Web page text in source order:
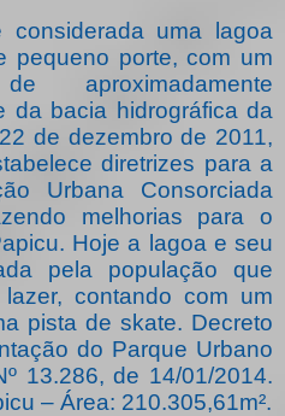
uma lagoa
pequeno porte, com um
aproximadamente
da bacia hidrográfica da
de dezembro de 2011,
diretrizes para a
Urbana Consorciada
melhorias para o
Hoje a lagoa e seu
pela população que
contando com um
pista de skate. Decreto
do Parque Urbano
13.286, de 14/01/2014.
– Área: 210.305,61m².